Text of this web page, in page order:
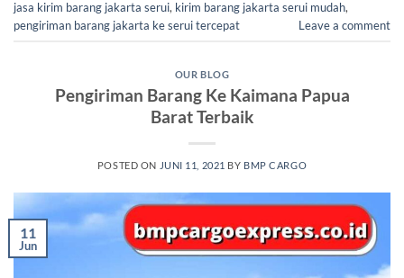
jasa kirim barang jakarta serui, kirim barang jakarta serui mudah,
pengiriman barang jakarta ke serui tercepat
Leave a comment
OUR BLOG
Pengiriman Barang Ke Kaimana Papua
Barat Terbaik
POSTED ON JUNI 11, 2021 BY BMP CARGO
11
Jun